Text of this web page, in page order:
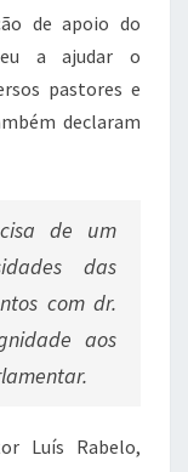
de apoio do
a ajudar o
pastores e
declaram
de um
das
com dr.
aos
Luís Rabelo,